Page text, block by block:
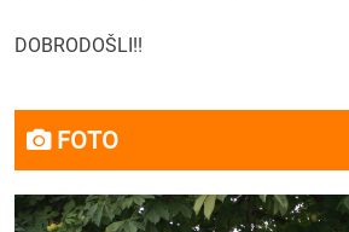
DOBRODOŠLI!!
FOTO